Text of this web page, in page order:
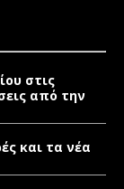
στις
από την
και τα νέα